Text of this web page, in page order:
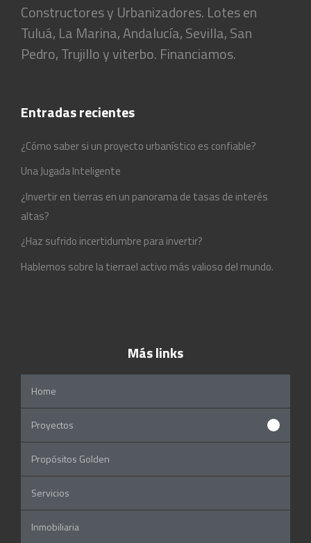
Constructores y Urbanizadores. Lotes en
Tuluá, La Marina, Andalucía, Sevilla, San
Pedro, Trujillo y viterbo. Financiamos.
Entradas recientes
¿Cómo saber si un proyecto urbanístico es confiable?
Una Jugada Inteligente
¿Invertir en tierras en un panorama de tasas de interés
altas?
¿Haz sufrido incertidumbre para invertir?
Hablemos sobre la tierrael activo más valioso del mundo.
Más links
Home
Proyectos
Propósitos Golden
Servicios
Inmobiliaria